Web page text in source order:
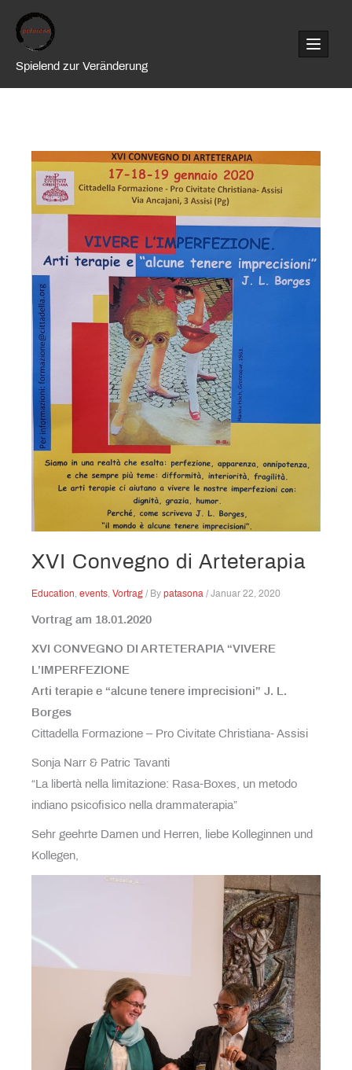
content
Spielend zur Veränderung
XVI Convegno di Arteterapia
Education, events, Vortrag / By patasona / Januar 22, 2020
Vortrag am 18.01.2020
XVI CONVEGNO DI ARTETERAPIA “VIVERE
L’IMPERFEZIONE
Arti terapie e “alcune tenere imprecisioni” J. L.
Borges
Cittadella Formazione – Pro Civitate Christiana- Assisi
Sonja Narr & Patric Tavanti
“La libertà nella limitazione: Rasa-Boxes, un metodo
indiano psicofisico nella drammaterapia”
Sehr geehrte Damen und Herren, liebe Kolleginnen und
Kollegen,